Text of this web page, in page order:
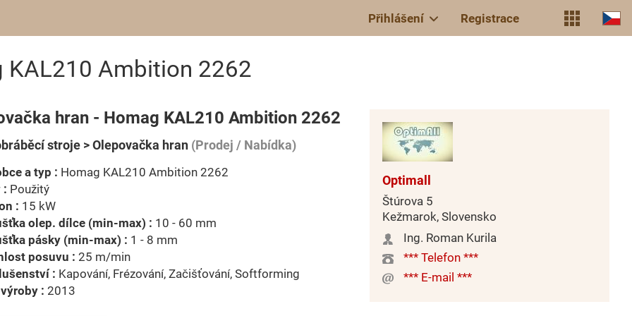
Přihlášení Registrace
KAL210 Ambition 2262
hran - Homag KAL210 Ambition 2262
stroje > Olepovačka hran (Prodej / Nabídka)
a typ : Homag KAL210 Ambition 2262
: Použitý
: 15 kW
olep. dílce (min-max) : 10 - 60 mm
pásky (min-max) : 1 - 8 mm
posuvu : 25 m/min
: Kapování, Frézování, Začišťování, Softforming
: 2013
Optimall
Štúrova 5
Kežmarok, Slovensko
Ing. Roman Kurila
*** Telefon ***
*** E-mail ***